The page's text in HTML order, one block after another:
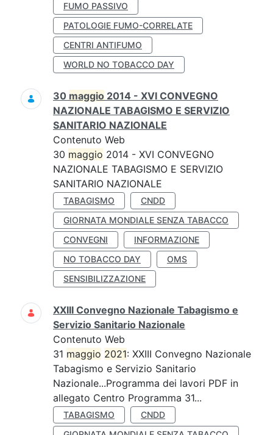
FUMO PASSIVO
PATOLOGIE FUMO-CORRELATE
CENTRI ANTIFUMO
WORLD NO TOBACCO DAY
30 maggio 2014 - XVI CONVEGNO
NAZIONALE TABAGISMO E SERVIZIO
SANITARIO NAZIONALE
Contenuto Web
30 maggio 2014 - XVI CONVEGNO
NAZIONALE TABAGISMO E SERVIZIO
SANITARIO NAZIONALE
TABAGISMO
CNDD
GIORNATA MONDIALE SENZA TABACCO
CONVEGNI
INFORMAZIONE
NO TOBACCO DAY
OMS
SENSIBILIZZAZIONE
XXIII Convegno Nazionale Tabagismo e
Servizio Sanitario Nazionale
Contenuto Web
31 maggio 2021: XXIII Convegno Nazionale
Tabagismo e Servizio Sanitario
Nazionale...Programma dei lavori PDF in
allegato Centro Programma 31...
TABAGISMO
CNDD